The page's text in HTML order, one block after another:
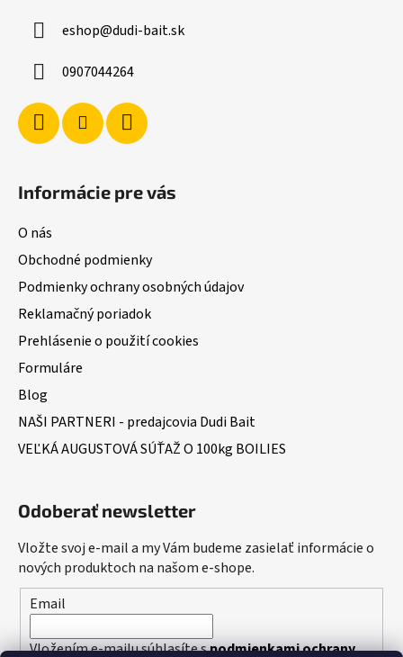
eshop@dudi-bait.sk
0907044264
Informácie pre vás
O nás
Obchodné podmienky
Podmienky ochrany osobných údajov
Reklamačný poriadok
Prehlásenie o použití cookies
Formuláre
Blog
NAŠI PARTNERI - predajcovia Dudi Bait
VEĽKÁ AUGUSTOVÁ SÚŤAŽ O 100kg BOILIES
Odoberať newsletter
Vložte svoj e-mail a my Vám budeme zasielať informácie o
nových produktoch na našom e-shope.
Email
Vložením e-mailu súhlasíte spodmienkami ochrany